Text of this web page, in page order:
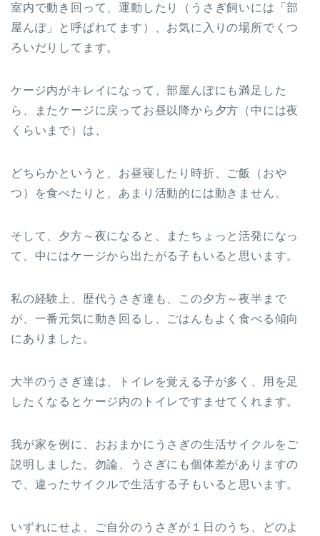
室内で動き回って、運動したり（うさぎ飼いには「部
屋んぽ」と呼ばれてます）、お気に入りの場所でくつ
ろいだりしてます。
ケージ内がキレイになって、部屋んぽにも満足した
ら、またケージに戻ってお昼以降から夕方（中には夜
くらいまで）は、
どちらかというと、お昼寝したり時折、ご飯（おや
つ）を食べたりと、あまり活動的には動きません。
そして、夕方～夜になると、またちょっと活発になっ
て、中にはケージから出たがる子もいると思います。
私の経験上、歴代うさぎ達も、この夕方～夜半まで
が、一番元気に動き回るし、ごはんもよく食べる傾向
にありました。
大半のうさぎ達は、トイレを覚える子が多く、用を足
したくなるとケージ内のトイレですませてくれます。
我が家を例に、おおまかにうさぎの生活サイクルをご
説明しました。勿論、うさぎにも個体差がありますの
で、違ったサイクルで生活する子もいると思います。
いずれにせよ、ご自分のうさぎが１日のうち、どのよ